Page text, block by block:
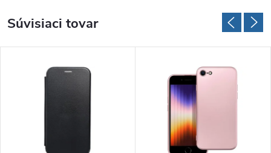
Súvisiaci tovar